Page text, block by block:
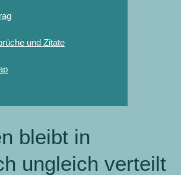
und Zitate
bleibt in
ungleich verteilt